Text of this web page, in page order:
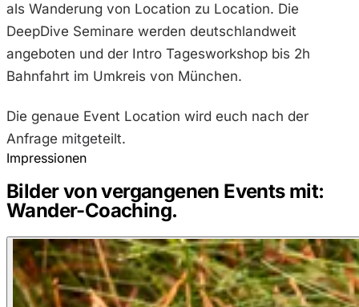
als Wanderung von Location zu Location. Die
DeepDive Seminare werden deutschlandweit
angeboten und der Intro Tagesworkshop bis 2h
Bahnfahrt im Umkreis von München.
Die genaue Event Location wird euch nach der
Anfrage mitgeteilt.
Impressionen
Bilder von vergangenen Events mit:
Wander-Coaching.